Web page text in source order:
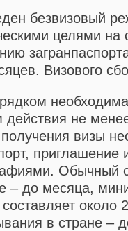
безвизовый
целями на
Визового
действия не
визы
приглашение
Обычный
– до месяца,
составляет
в стране –